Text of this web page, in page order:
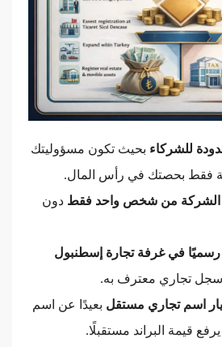
للشركاء بحيث تكون مسؤوليتك
فقط بحصتك في رأس المال.
الشركة من شخص واحد فقط دون
رسميًا في غرفة تجارة إسطنبول
تجاري معترف به.
اسم تجاري مستقل بعيدًا عن اسم
قيمة البراند مستقبلًا.